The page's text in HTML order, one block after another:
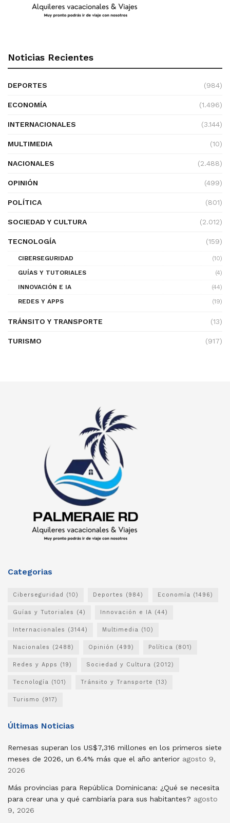
Noticias Recientes
DEPORTES (984)
ECONOMÍA (1.496)
INTERNACIONALES (3.144)
MULTIMEDIA (10)
NACIONALES (2.488)
OPINIÓN (499)
POLÍTICA (801)
SOCIEDAD Y CULTURA (2.012)
TECNOLOGÍA (159)
CIBERSEGURIDAD
(10)
GUÍAS Y TUTORIALES
(4)
INNOVACIÓN E IA
(44)
REDES Y APPS
(19)
TRÁNSITO Y TRANSPORTE (13)
TURISMO (917)
Categorias
Ciberseguridad (10) Deportes (984) Economía (1496)
Guías y Tutoriales (4) Innovación e IA (44)
Internacionales (3144) Multimedia (10)
Nacionales (2488) Opinión (499) Política (801)
Redes y Apps (19) Sociedad y Cultura (2012)
Tecnología (101) Tránsito y Transporte (13)
Turismo (917)
Últimas Noticias
Remesas superan los US$7,316 millones en los primeros siete
meses de 2026, un 6.4% más que el año anterior agosto 9,
2026
Más provincias para República Dominicana: ¿Qué se necesita
para crear una y qué cambiaría para sus habitantes? agosto
9, 2026